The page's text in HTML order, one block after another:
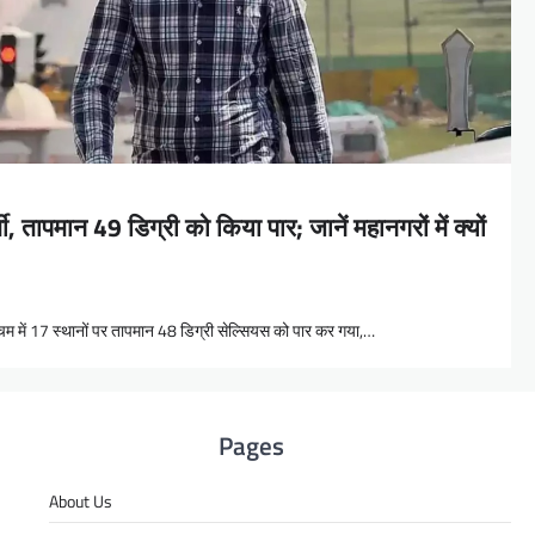
तापमान 49 डिग्री को किया पार; जानें महानगरों में क्यों
में 17 स्थानों पर तापमान 48 डिग्री सेल्सियस को पार कर गया,…
Pages
About Us